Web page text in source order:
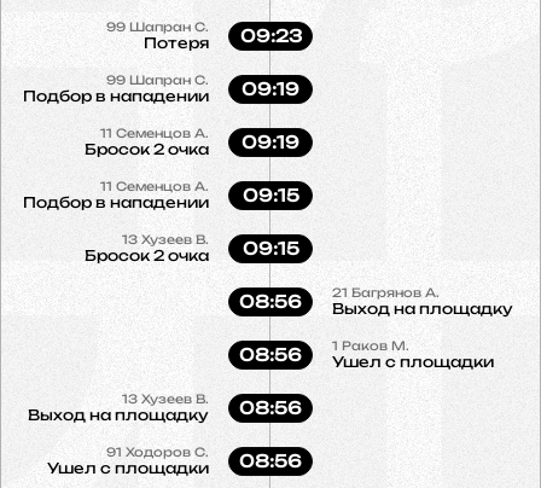
99 Шапран С.
Потеря 09:23
99 Шапран С.
Подбор в нападении 09:19
11 Семенцов А.
Бросок 2 очка 09:19
11 Семенцов А.
Подбор в нападении 09:15
13Хузеев В.
Бросок 2 очка 09:15
21 Багрянов А.
Выход на площадку
08:56
1 Раков М.
Ушел с площадки
08:56
13 Хузеев В.
Выход на площадку 08:56
91 Ходоров С.
Ушел с площадки 08:56